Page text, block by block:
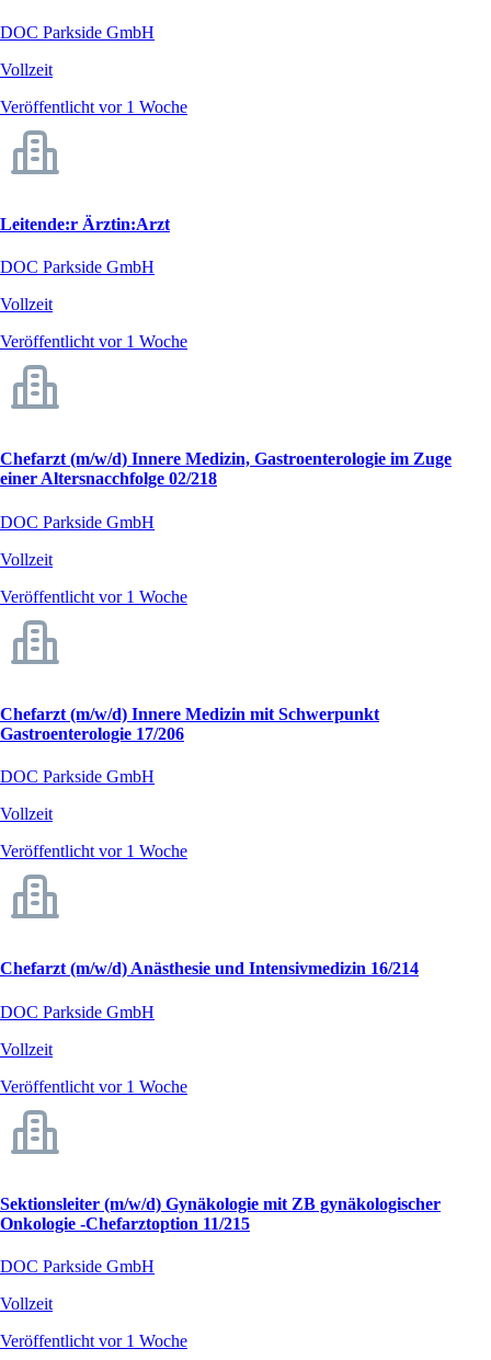
DOC Parkside GmbH
Vollzeit
Veröffentlicht vor 1 Woche
Leitende:r Ärztin:Arzt
DOC Parkside GmbH
Vollzeit
Veröffentlicht vor 1 Woche
Chefarzt (m/w/d) Innere Medizin, Gastroenterologie im Zuge
einer Altersnacchfolge 02/218
DOC Parkside GmbH
Vollzeit
Veröffentlicht vor 1 Woche
Chefarzt (m/w/d) Innere Medizin mit Schwerpunkt
Gastroenterologie 17/206
DOC Parkside GmbH
Vollzeit
Veröffentlicht vor 1 Woche
Chefarzt (m/w/d) Anästhesie und Intensivmedizin 16/214
DOC Parkside GmbH
Vollzeit
Veröffentlicht vor 1 Woche
Sektionsleiter (m/w/d) Gynäkologie mit ZB gynäkologischer
Onkologie -Chefarztoption 11/215
DOC Parkside GmbH
Vollzeit
Veröffentlicht vor 1 Woche